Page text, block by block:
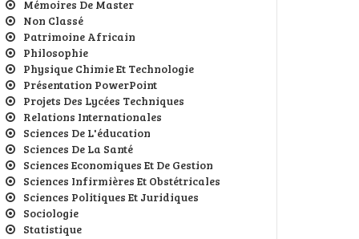
Mémoires De Master
Non Classé
Patrimoine Africain
Philosophie
Physique Chimie Et Technologie
Présentation PowerPoint
Projets Des Lycées Techniques
Relations Internationales
Sciences De L'éducation
Sciences De La Santé
Sciences Economiques Et De Gestion
Sciences Infirmières Et Obstétricales
Sciences Politiques Et Juridiques
Sociologie
Statistique